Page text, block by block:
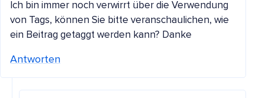
Ich bin immer noch verwirrt über die Verwendung
von Tags, können Sie bitte veranschaulichen, wie
ein Beitrag getaggt werden kann? Danke
Antworten